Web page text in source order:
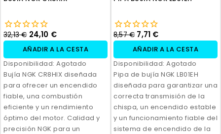
32,13 € 24,10 €
AÑADIR A LA CESTA
Disponibilidad: Agotado
Bujía NGK CR8HIX diseñada
para ofrecer un encendido
fiable, una combustión
eficiente y un rendimiento
óptimo del motor. Calidad y
precisión NGK para un
8,57 € 7,71 €
AÑADIR A LA CESTA
Disponibilidad: Agotado
Pipa de bujía NGK LB01EH
diseñada para garantizar una
correcta transmisión de la
chispa, un encendido estable
y un funcionamiento fiable del
sistema de encendido de la